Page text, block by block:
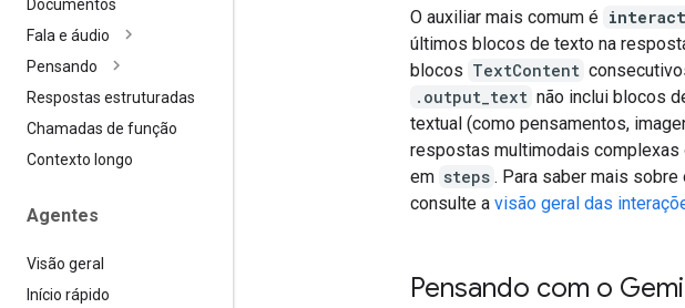
Documentos
Fala e áudio
Pensando
Respostas estruturadas
Chamadas de função
Contexto longo
Agentes
Visão geral
Início rápido
O auxiliar mais comum é
últimos blocos de texto na
blocos TextContent
.output_text não inclui blocos
textual (como pensamentos,
respostas multimodais complexas
em steps . Para saber mais
consulte a visão geral das
Pensando com o